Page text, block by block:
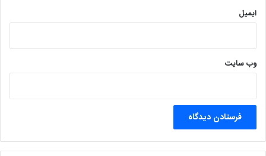
ایمیل
وب‌ سایت